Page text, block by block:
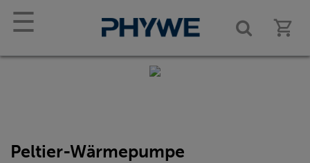
☰
Peltier-Wärmepumpe